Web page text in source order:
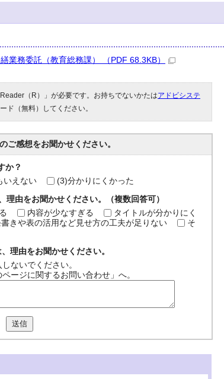
業務委託（教育総務課） （PDF 68.3KB）
（R）」が必要です。お持ちでないかたはアドビシステ
ド（無料）してください。
ご感想をお聞かせください。
か？
いえない (3)分かりにくかった
由をお聞かせください。（複数回答可）
内容が少なすぎる
タイトルが分かりにく
きや表の活用など見せ方の工夫が足りない
そ
理由をお聞かせください。
ないでください。
ージに関するお問い合わせ」へ。
送信